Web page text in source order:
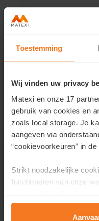
Toestemming
Wij vinden uw privacy
Matexi en onze 17
gebruik van cookies en
zoals local storage. Je
aangeven via
“cookievoorkeuren” in de
Strikt noodzakelijke
functioneren van onze
om onze website en
Functionele cookies
Comment
Nous allons nous
vous souhaitez visiter la
notre vendeur, il se fera